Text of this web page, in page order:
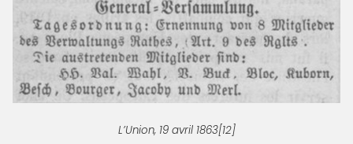
L’Union, 19 avril 1863[12]